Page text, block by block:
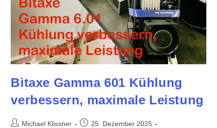
Bitaxe Gamma 601 Kühlung
verbessern, maximale Leistung
Beitrags-
Michael Klissner
Beitrag25. Dezember 2025